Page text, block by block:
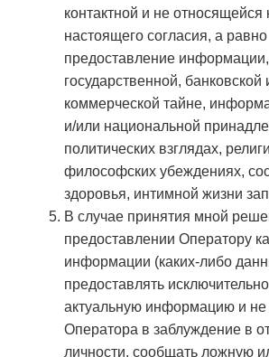
контактной и не относящейся
настоящего согласия, а равно
предоставление
государственной, банковской
коммерческой тайне,
и/или национальной
политических взглядах,
философских убеждениях,
здоровья, интимной жизни
В случае принятия мной
предоставлении Оператору
информации (каких-либо
предоставлять
актуальную информацию и не
Оператора в заблуждение в
личности, сообщать ложную